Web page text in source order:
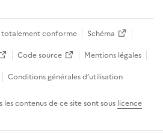
totalement conforme
Schéma
Code source
Mentions légales
Conditions générales d’utilisation
contenus de ce site sont sous licence